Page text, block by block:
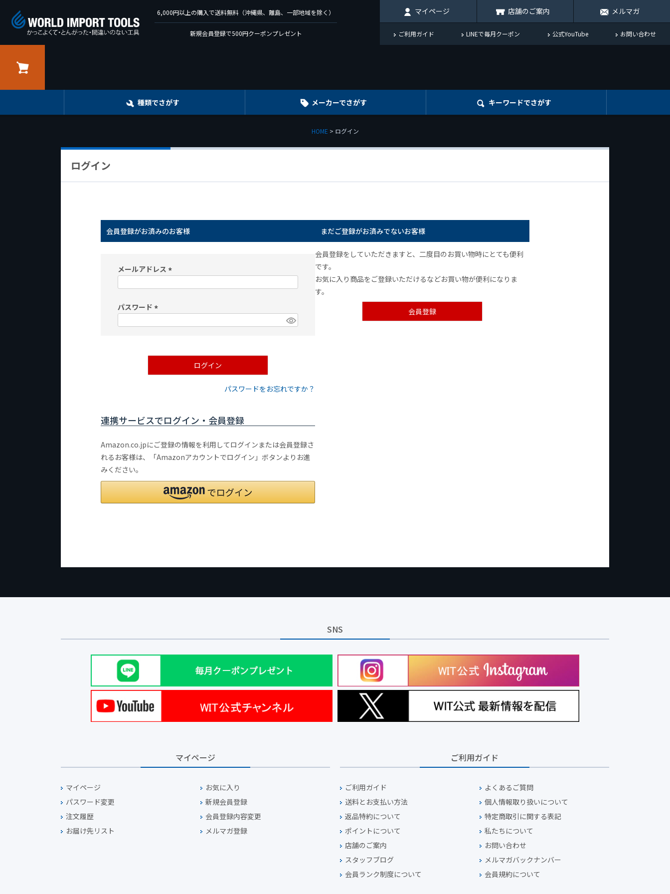
6,000円以上の購入で送料無料（沖縄県、離島、一部地域を除く）
新規会員登録で500円クーポンプレゼント
マイページ 店舗のご案内 メルマガ
ご利用ガイド LINEで毎月クーポン 公式YouTube お問い合わせ
種類でさがす メーカーでさがす キーワードでさがす
HOME ログイン
ログイン
会員登録がお済みのお客様
メールアドレス
パスワード
)
ログイン
パスワードをお忘れですか？
連携サービスでログイン・会員登録
Amazon.co.jpにご登録の情報を利用してログインまたは会員登録さ
れるお客様は、「Amazonアカウントでログイン」ボタンよりお進
みください。
まだご登録がお済みでないお客様
会員登録をしていただきますと、二度目のお買い物時にとても便利
です。
お気に入り商品をご登録いただけるなどお買い物が便利になりま
す。
会員登録
SNS
マイページ
マイページ
お気に入り
パスワード変更
新規会員登録
注文履歴
会員登録内容変更
お届け先リスト
メルマガ登録
ご利用ガイド
ご利用ガイド
よくあるご質問
送料とお支払い方法
個人情報取り扱いについて
返品特約について
特定商取引に関する表記
ポイントについて
私たちについて
店舗のご案内
お問い合わせ
スタッフブログ
メルマガバックナンバー
会員ランク制度について
会員規約について